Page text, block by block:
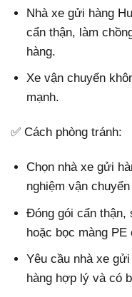
Nhà xe gửi hàng
cẩn thận, làm
hàng.
Xe vận chuyển
mạnh.
✅ Cách phòng tránh:
Chọn nhà xe gửi
nghiệm vận
Đóng gói cẩn thận,
hoặc bọc màng
Yêu cầu nhà xe
hàng hợp lý và có